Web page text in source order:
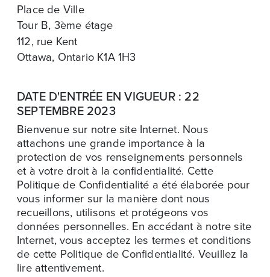
Place de Ville
Tour B, 3ème étage
112, rue Kent
Ottawa, Ontario K1A 1H3
DATE D'ENTRÉE EN VIGUEUR : 22
SEPTEMBRE 2023
Bienvenue sur notre site Internet. Nous
attachons une grande importance à la
protection de vos renseignements personnels
et à votre droit à la confidentialité. Cette
Politique de Confidentialité a été élaborée pour
vous informer sur la manière dont nous
recueillons, utilisons et protégeons vos
données personnelles. En accédant à notre site
Internet, vous acceptez les termes et conditions
de cette Politique de Confidentialité. Veuillez la
lire attentivement.